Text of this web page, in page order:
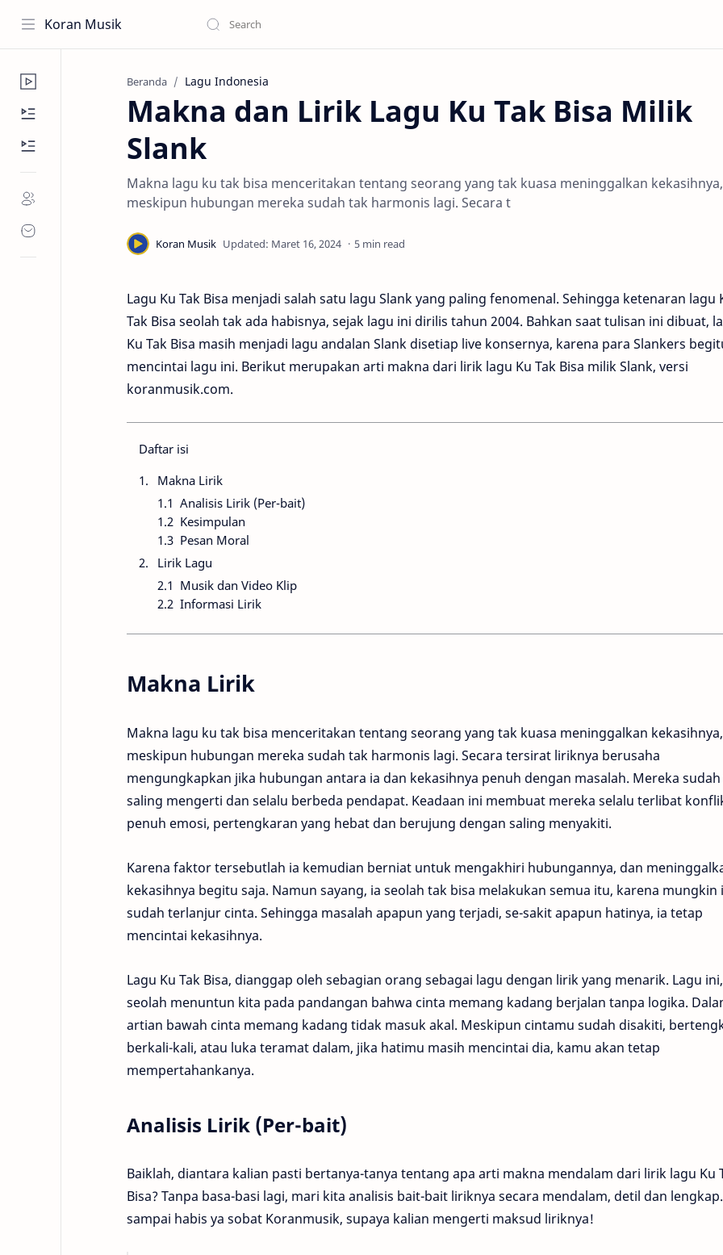
Koran Musik
Beranda Lagu Indonesia
Makna dan Lirik Lagu Ku Tak Bisa Milik
Slank
Makna lagu ku tak bisa menceritakan tentang seorang yang tak kuasa meninggalkan kekasihnya,
meskipun hubungan mereka sudah tak harmonis lagi. Secara t
5 min read
Lagu Ku Tak Bisa menjadi salah satu lagu Slank yang paling fenomenal. Sehingga ketenaran lagu
Tak Bisa seolah tak ada habisnya, sejak lagu ini dirilis tahun 2004. Bahkan saat tulisan ini dibuat,
Ku Tak Bisa masih menjadi lagu andalan Slank disetiap live konsernya, karena para Slankers
mencintai lagu ini. Berikut merupakan arti makna dari lirik lagu Ku Tak Bisa milik Slank, versi
koranmusik.com.
Daftar isi
Makna Lirik
Analisis Lirik (Per-bait)
Kesimpulan
Pesan Moral
Lirik Lagu
Musik dan Video Klip
Informasi Lirik
Makna Lirik
Makna lagu ku tak bisa menceritakan tentang seorang yang tak kuasa meninggalkan kekasihnya,
meskipun hubungan mereka sudah tak harmonis lagi. Secara tersirat liriknya berusaha
mengungkapkan jika hubungan antara ia dan kekasihnya penuh dengan masalah. Mereka
saling mengerti dan selalu berbeda pendapat. Keadaan ini membuat mereka selalu terlibat
penuh emosi, pertengkaran yang hebat dan berujung dengan saling menyakiti.
Karena faktor tersebutlah ia kemudian berniat untuk mengakhiri hubungannya, dan
kekasihnya begitu saja. Namun sayang, ia seolah tak bisa melakukan semua itu, karena mungkin
sudah terlanjur cinta. Sehingga masalah apapun yang terjadi, se-sakit apapun hatinya, ia tetap
mencintai kekasihnya.
Lagu Ku Tak Bisa, dianggap oleh sebagian orang sebagai lagu dengan lirik yang menarik. Lagu ini,
seolah menuntun kita pada pandangan bahwa cinta memang kadang berjalan tanpa logika.
artian bawah cinta memang kadang tidak masuk akal. Meskipun cintamu sudah disakiti,
berkali-kali, atau luka teramat dalam, jika hatimu masih mencintai dia, kamu akan tetap
mempertahankanya.
Analisis Lirik (Per-bait)
Baiklah, diantara kalian pasti bertanya-tanya tentang apa arti makna mendalam dari lirik lagu Ku
Bisa? Tanpa basa-basi lagi, mari kita analisis bait-bait liriknya secara mendalam, detil dan
sampai habis ya sobat Koranmusik, supaya kalian mengerti maksud liriknya!